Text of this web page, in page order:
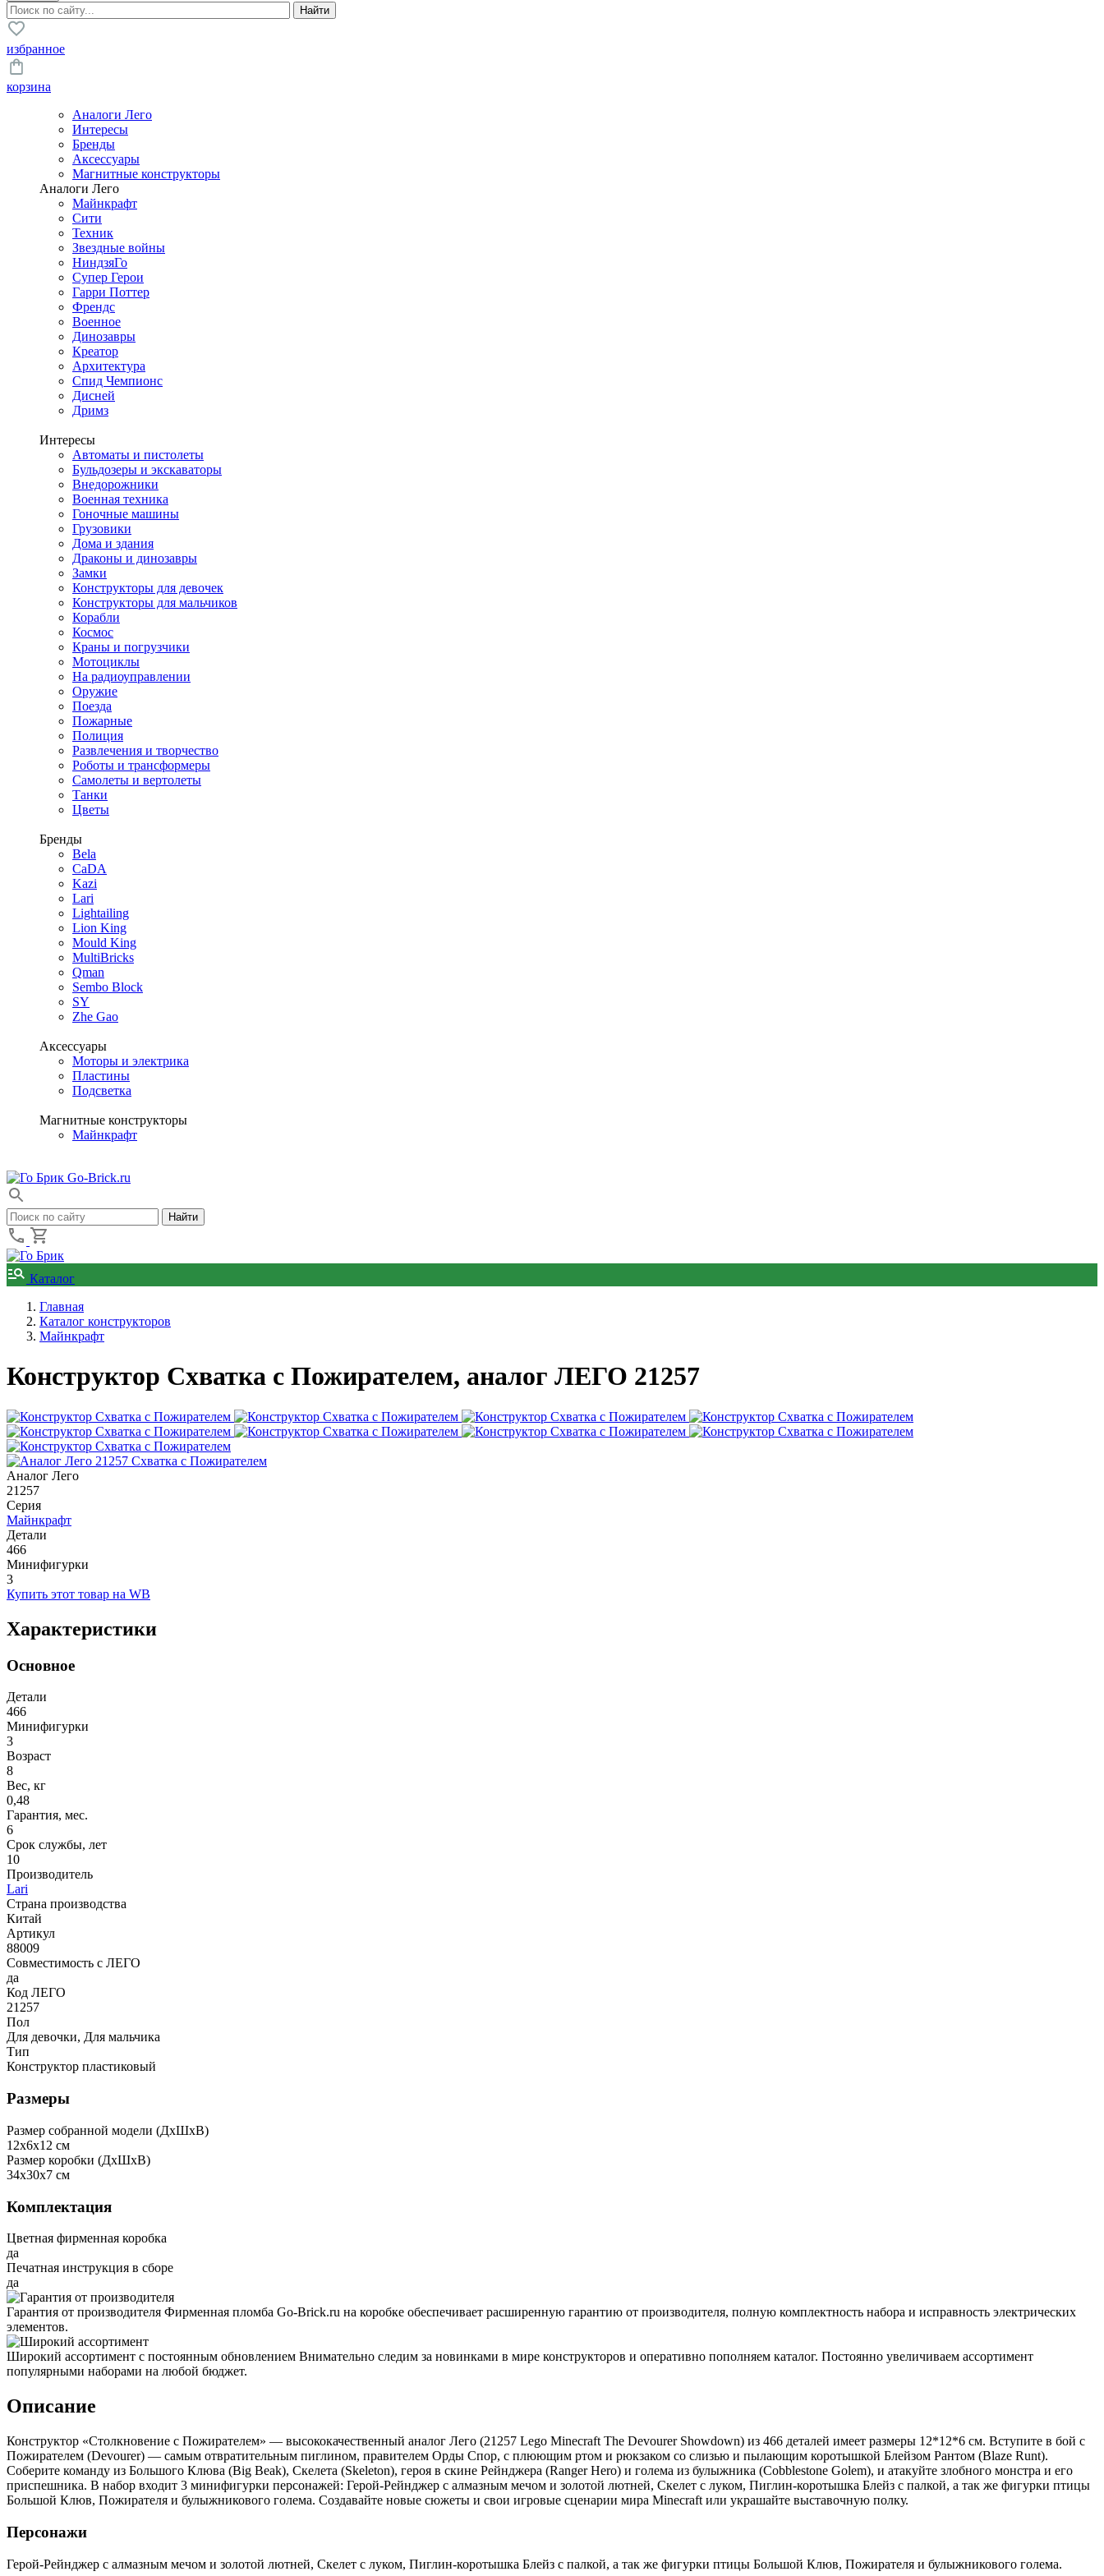
избранное
корзина
Аналоги Лего
Интересы
Бренды
Аксессуары
Магнитные конструкторы
Аналоги Лего
Майнкрафт
Сити
Техник
Звездные войны
НиндзяГо
Супер Герои
Гарри Поттер
Френдс
Военное
Динозавры
Креатор
Архитектура
Спид Чемпионс
Дисней
Дримз
Интересы
Автоматы и пистолеты
Бульдозеры и экскаваторы
Внедорожники
Военная техника
Гоночные машины
Грузовики
Дома и здания
Драконы и динозавры
Замки
Конструкторы для девочек
Конструкторы для мальчиков
Корабли
Космос
Краны и погрузчики
Мотоциклы
На радиоуправлении
Оружие
Поезда
Пожарные
Полиция
Развлечения и творчество
Роботы и трансформеры
Самолеты и вертолеты
Танки
Цветы
Бренды
Bela
CaDA
Kazi
Lari
Lightailing
Lion King
Mould King
MultiBricks
Qman
Sembo Block
SY
Zhe Gao
Аксессуары
Моторы и электрика
Пластины
Подсветка
Магнитные конструкторы
Майнкрафт
Go-Brick.ru
Каталог
Главная
Каталог конструкторов
Майнкрафт
Конструктор Схватка с Пожирателем, аналог ЛЕГО 21257
Аналог Лего
21257
Серия
Майнкрафт
Детали
466
Минифигурки
3
Купить этот товар на WB
Характеристики
Основное
Детали
466
Минифигурки
3
Возраст
8
Вес, кг
0,48
Гарантия, мес.
6
Срок службы, лет
10
Производитель
Lari
Страна производства
Китай
Артикул
88009
Совместимость с ЛЕГО
да
Код ЛЕГО
21257
Пол
Для девочки, Для мальчика
Тип
Конструктор пластиковый
Размеры
Размер собранной модели (ДxШxВ)
12x6x12 см
Размер коробки (ДxШxВ)
34x30x7 см
Комплектация
Цветная фирменная коробка
да
Печатная инструкция в сборе
да
Гарантия от производителя Фирменная пломба Go-Brick.ru на коробке обеспечивает расширенную гарантию от производителя, полную комплектность набора и исправность электрических
элементов.
Широкий ассортимент с постоянным обновлением Внимательно следим за новинками в мире конструкторов и оперативно пополняем каталог. Постоянно увеличиваем ассортимент
популярными наборами на любой бюджет.
Описание
Конструктор «Столкновение с Пожирателем» — высококачественный аналог Лего (21257 Lego Minecraft The Devourer Showdown) из 466 деталей имеет размеры 12*12*6 см. Вступите в бой с
Пожирателем (Devourer) — самым отвратительным пиглином, правителем Орды Спор, с плюющим ртом и рюкзаком со слизью и пылающим коротышкой Блейзом Рантом (Blaze Runt).
Соберите команду из Большого Клюва (Big Beak), Скелета (Skeleton), героя в скине Рейнджера (Ranger Hero) и голема из булыжника (Cobblestone Golem), и атакуйте злобного монстра и его
приспешника. В набор входит 3 минифигурки персонажей: Герой-Рейнджер с алмазным мечом и золотой лютней, Скелет с луком, Пиглин-коротышка Блейз с палкой, а так же фигурки птицы
Большой Клюв, Пожирателя и булыжникового голема. Создавайте новые сюжеты и свои игровые сценарии мира Minecraft или украшайте выставочную полку.
Персонажи
Герой-Рейнджер с алмазным мечом и золотой лютней, Скелет с луком, Пиглин-коротышка Блейз с палкой, а так же фигурки птицы Большой Клюв, Пожирателя и булыжникового голема.